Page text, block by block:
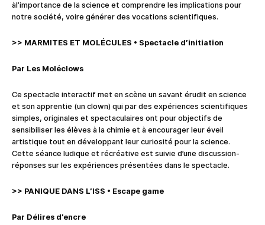
àl’importance de la science et comprendre les implications pour
notre société, voire générer des vocations scientifiques.
>> MARMITES ET MOLÉCULES • Spectacle d’initiation
Par Les Moléclows
Ce spectacle interactif met en scène un savant érudit en science
et son apprentie (un clown) qui par des expériences scientifiques
simples, originales et spectaculaires ont pour objectifs de
sensibiliser les élèves à la chimie et à encourager leur éveil
artistique tout en développant leur curiosité pour la science.
Cette séance ludique et récréative est suivie d’une discussion-
réponses sur les expériences présentées dans le spectacle.
>> PANIQUE DANS L’ISS • Escape game
Par Délires d’encre